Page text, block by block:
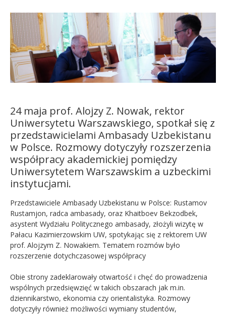
Kandydat
Absolwent
24 maja prof. Alojzy Z. Nowak, rektor
Uniwersytetu Warszawskiego, spotkał się z
przedstawicielami Ambasady Uzbekistanu
w Polsce. Rozmowy dotyczyły rozszerzenia
współpracy akademickiej pomiędzy
Uniwersytetem Warszawskim a uzbeckimi
instytucjami.
Przedstawiciele Ambasady Uzbekistanu w Polsce: Rustamov
Rustamjon, radca ambasady, oraz Khaitboev Bekzodbek,
asystent Wydziału Politycznego ambasady, złożyli wizytę w
Pałacu Kazimierzowskim UW, spotykając się z rektorem UW
prof. Alojzym Z. Nowakiem. Tematem rozmów było
rozszerzenie dotychczasowej współpracy
Obie strony zadeklarowały otwartość i chęć do prowadzenia
wspólnych przedsięwzięć w takich obszarach jak m.in.
dziennikarstwo, ekonomia czy orientalistyka. Rozmowy
dotyczyły również możliwości wymiany studentów,